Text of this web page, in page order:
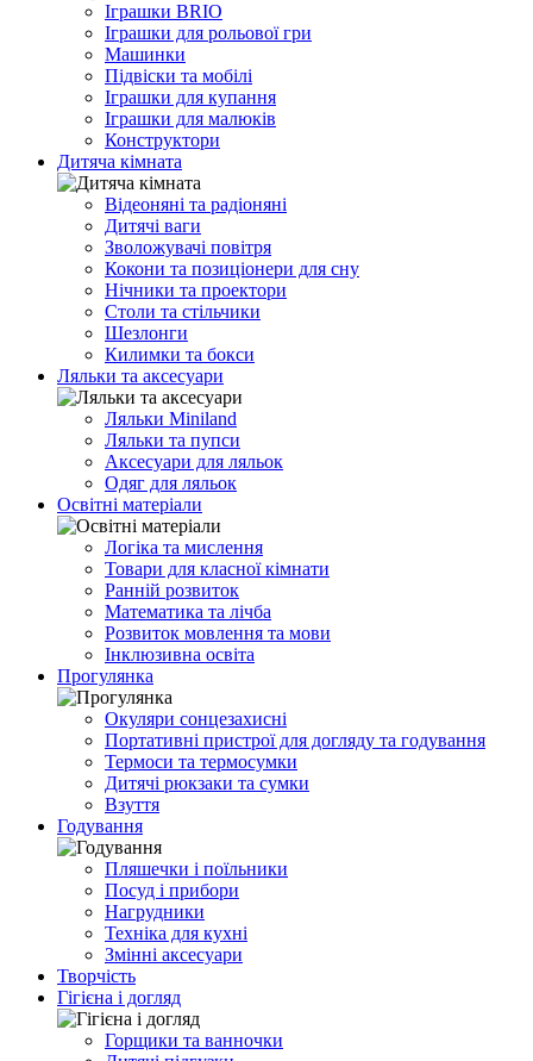
Іграшки BRIO
Іграшки для рольової гри
Машинки
Підвіски та мобілі
Іграшки для купання
Іграшки для малюків
Конструктори
Дитяча кімната
Відеоняні та радіоняні
Дитячі ваги
Зволожувачі повітря
Кокони та позиціонери для сну
Нічники та проектори
Столи та стільчики
Шезлонги
Килимки та бокси
Ляльки та аксесуари
Ляльки Miniland
Ляльки та пупси
Аксесуари для ляльок
Одяг для ляльок
Освітні матеріали
Логіка та мислення
Товари для класної кімнати
Ранній розвиток
Математика та лічба
Розвиток мовлення та мови
Інклюзивна освіта
Прогулянка
Окуляри сонцезахисні
Портативні пристрої для догляду та годування
Термоси та термосумки
Дитячі рюкзаки та сумки
Взуття
Годування
Пляшечки і поїльники
Посуд і прибори
Нагрудники
Техніка для кухні
Змінні аксесуари
Творчість
Гігієна і догляд
Горщики та ванночки